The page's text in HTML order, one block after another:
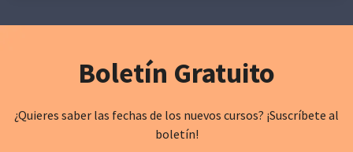
Boletín Gratuito
¿Quieres saber las fechas de los nuevos cursos? ¡Suscríbete al
boletín!